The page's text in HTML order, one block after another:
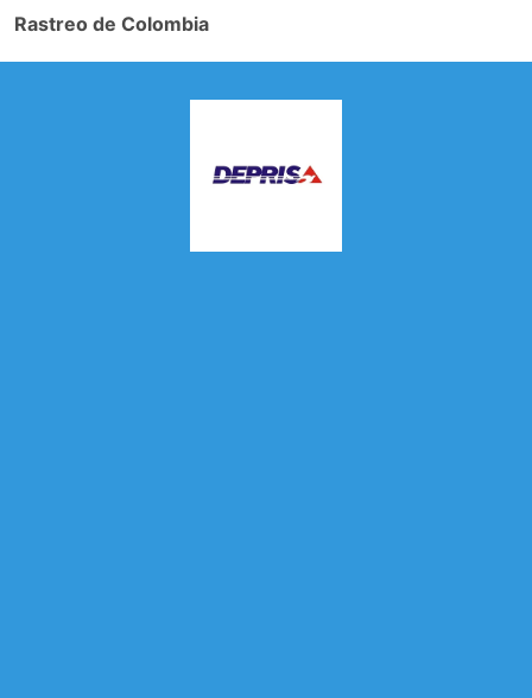
Rastreo de Colombia